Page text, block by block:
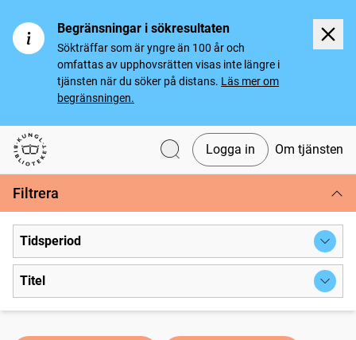
Begränsningar i sökresultaten
Sökträffar som är yngre än 100 år och
omfattas av upphovsrätten visas inte längre i
tjänsten när du söker på distans. Läs mer om
begränsningen.
Svenska tidningar
Logga in Om tjänsten
Filtrera
Tidsperiod
Titel